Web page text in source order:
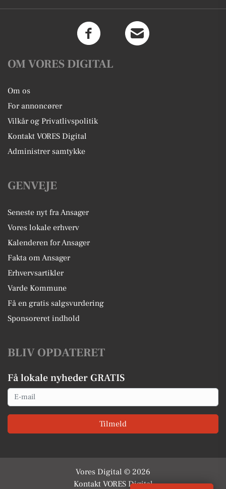
OM VORES DIGITAL
Om os
For annoncører
Vilkår og Privatlivspolitik
Kontakt VORES Digital
Administrer samtykke
GENVEJE
Seneste nyt fra Ansager
Vores lokale erhverv
Kalenderen for Ansager
Fakta om Ansager
Erhvervsartikler
Varde Kommune
Få en gratis salgsvurdering
Sponsoreret indhold
BLIV OPDATERET
Få lokale nyheder GRATIS
Email
Tilmeld
Vores Digital © 2026
Kontakt VORES Digital